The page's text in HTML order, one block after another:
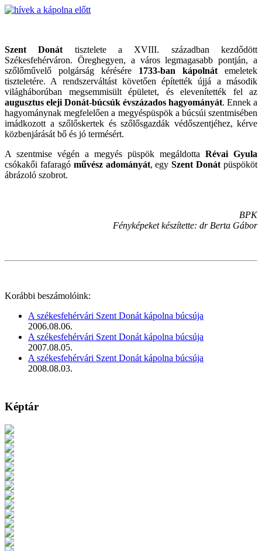
Szent Donát tisztelete a XVIII. században kezdődött
Székesfehérváron. Öreghegyen, a város legmagasabb pontján, a
szőlőművelő polgárság kérésére 1733-ban kápolnát emeletek
tiszteletére. A rendszerváltást követően építették újjá a második
világháborúban megsemmisült épületet, és elevenítették fel az
augusztus eleji Donát-búcsúk évszázados hagyományát. Ennek a
hagyománynak megfelelően a megyéspüspök a búcsúi szentmisében
imádkozott a szőlőskertek és szőlősgazdák védőszentjéhez, kérve
közbenjárását bő és jó termésért.
A szentmise végén a megyés püspök megáldotta Révai Gyula
csókakői fafaragó művész adományát, egySzent Donát püspököt
ábrázoló szobrot.
BPK
Fényképeket készítette: dr Berta Gábor
Korábbi beszámolóink:
A székesfehérvári Szent Donát kápolna búcsúja
2006.08.06.
A székesfehérvári Szent Donát kápolna búcsúja
2007.08.05.
A székesfehérvári Szent Donát kápolna búcsúja
2008.08.03.
Képtár